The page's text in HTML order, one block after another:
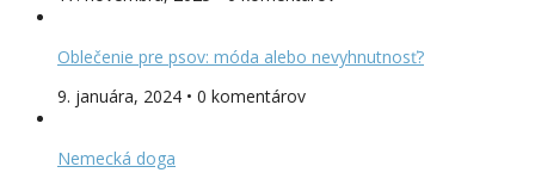
Oblečenie pre psov: móda alebo nevyhnutnosť?
9. januára, 2024 • 0 komentárov
Nemecká doga